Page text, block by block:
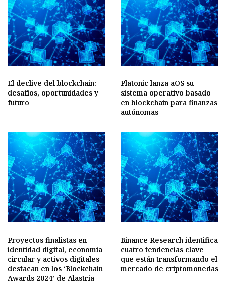
El declive del blockchain:
desafíos, oportunidades y
futuro
Platonic lanza aOS su
sistema operativo basado
en blockchain para finanzas
autónomas
Proyectos finalistas en
identidad digital, economía
circular y activos digitales
destacan en los ‘Blockchain
Awards 2024’ de Alastria
Binance Research identifica
cuatro tendencias clave
que están transformando el
mercado de criptomonedas